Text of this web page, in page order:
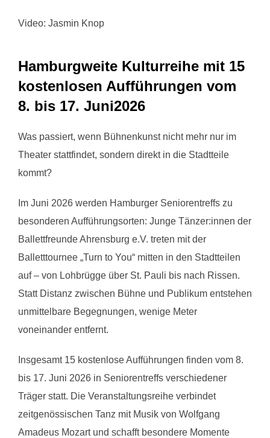
Video: Jasmin Knop
Hamburgweite Kulturreihe mit 15
kostenlosen Aufführungen vom
8. bis 17. Juni2026
Was passiert, wenn Bühnenkunst nicht mehr nur im
Theater stattfindet, sondern direkt in die Stadtteile
kommt?
Im Juni 2026 werden Hamburger Seniorentreffs zu
besonderen Aufführungsorten: Junge Tänzer:innen der
Ballettfreunde Ahrensburg e.V. treten mit der
Balletttournee „Turn to You“ mitten in den Stadtteilen
auf – von Lohbrügge über St. Pauli bis nach Rissen.
Statt Distanz zwischen Bühne und Publikum entstehen
unmittelbare Begegnungen, wenige Meter
voneinander entfernt.
Insgesamt 15 kostenlose Aufführungen finden vom 8.
bis 17. Juni 2026 in Seniorentreffs verschiedener
Träger statt. Die Veranstaltungsreihe verbindet
zeitgenössischen Tanz mit Musik von Wolfgang
Amadeus Mozart und schafft besondere Momente